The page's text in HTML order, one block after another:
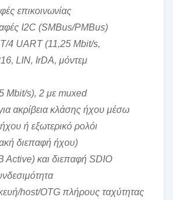
επικοινωνίας
I2C (SMBus/PMBus)
4 UART (11,25 Mbit/s,
LIN, IrDA, μόντεμ
Mbit/s), 2 με muxed
ακρίβεια κλάσης ήχου μέσω
ή εξωτερικό ρολόι
διεπαφή ήχου)
Active) και διεπαφή SDIO
host/OTG πλήρους ταχύτητας